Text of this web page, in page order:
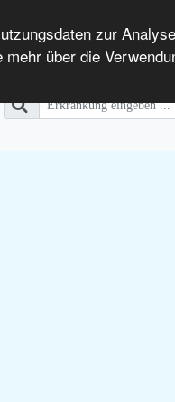
zur
über die